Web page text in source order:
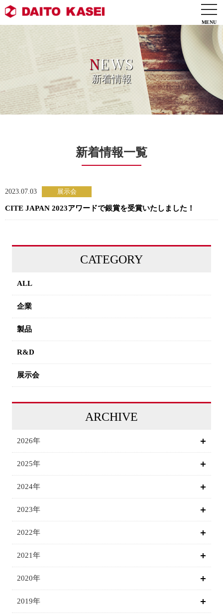
NEWS
新着情報
新着情報一覧
2023.07.03
CITE JAPAN 2023アワードで銀賞を受賞いたしました！
CATEGORY
ALL
企業
製品
R&D
展示会
ARCHIVE
2026年
2025年
2024年
2023年
2022年
2021年
2020年
2019年